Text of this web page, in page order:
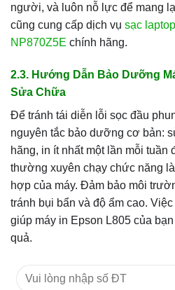
người, và luôn nỗ lực để mang
cũng cung cấp dịch vụ sạc
NP870Z5E chính hãng.
2.3. Hướng Dẫn Bảo Dưỡng
Sửa Chữa
Để tránh tái diễn lỗi sọc đầu
nguyên tắc bảo dưỡng cơ bản:
hãng, in ít nhất một lần mỗi tuần
thường xuyên chạy chức năng
hợp của máy. Đảm bảo môi
tránh bụi bẩn và độ ẩm cao.
giúp máy in Epson L805 của
quả.